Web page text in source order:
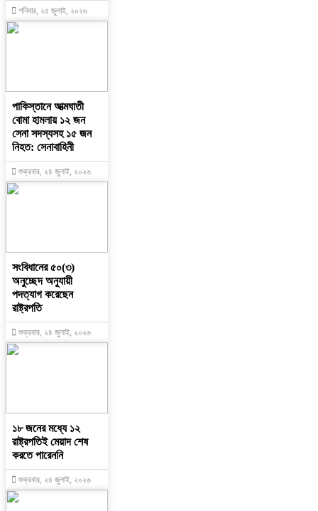
শনিবার, ২৫ জুলাই, ২০২৬
পাকিস্তানে আত্মঘাতী
বোমা হামলায় ১২ জন
সেনা সদস্যসহ ১৫ জন
নিহত: সেনাবাহিনী
শুক্রবার, ২৪ জুলাই, ২০২৬
সংবিধানের ৫০(৩)
অনুচ্ছেদ অনুযায়ী
পদত্যাগ করেছেন
রাষ্ট্রপতি
শুক্রবার, ২৪ জুলাই, ২০২৬
১৮ জনের মধ্যে ১২
রাষ্ট্রপতিই মেয়াদ শেষ
করতে পারেননি
শুক্রবার, ২৪ জুলাই, ২০২৬